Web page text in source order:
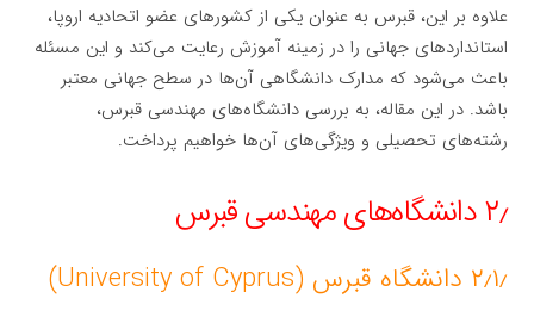
علاوه بر این، قبرس به عنوان یکی از کشورهای عضو اتحادیه اروپا،
استانداردهای جهانی را در زمینه آموزش رعایت می‌کند و این مسئله
باعث می‌شود که مدارک دانشگاهی آن‌ها در سطح جهانی معتبر
باشد. در این مقاله، به بررسی دانشگاه‌های مهندسی قبرس،
رشته‌های تحصیلی و ویژگی‌های آن‌ها خواهیم پرداخت.
۲٫ دانشگاه‌های مهندسی قبرس
۲٫۱٫ دانشگاه قبرس (University of Cyprus)